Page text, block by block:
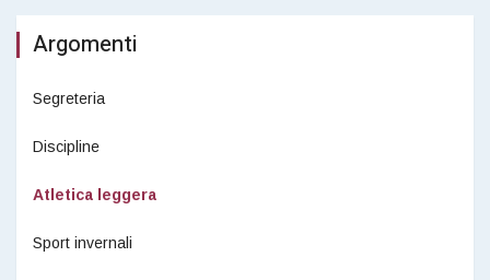
Argomenti
Segreteria
Discipline
Atletica leggera
Sport invernali